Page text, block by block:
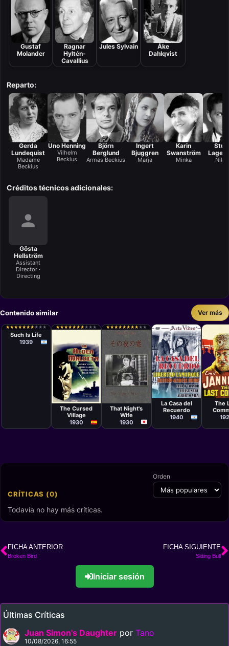
Gustaf
Molander
Ragnar
Hyltén-
Cavallius
Jules Sylvain
Åke
Dahlqvist
Reparto:
Gerda
Lundequist
Madame
Beckius
Uno Henning
Vilhelm
Beckius
Björn
Berglund
Armas Beckius
Ingert
Bjuggren
Marja
Karin
Swanström
Minka
Créditos técnicos adicionales:
Gösta
Hellström
Assistant
Director ·
Directing
Contenido similar Ver más
★
★★
★★
★★
★★
★★
★★
★★
★ ★
★ ★
★
Francisco
Múgica
Such Is Life
1939
★
★★
★★
★★
★★
★★
★★
★★
★ ★
★ ★
★
Película
Florián Rey
The Cursed
Village
1930
★
★★
★★
★★
★★
★★
★★
★★
★★
★ ★
★
Película
That Night's
Wife
1930
Película
Luis
Saslavsky
La Casa del
Recuerdo
1940
Josef
The
CRÍTICAS (0)
Orden
Todavía no hay más críticas.
FICHA ANTERIOR
Broken Bird
FICHA SIGUIENTE
Sitting Bull
Iniciar sesión
Últimas Críticas
Juan Simon's Daughter por Tano
10/08/2026, 16:55